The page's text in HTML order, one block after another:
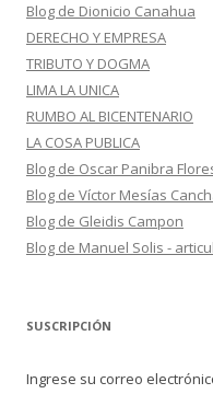
Blog de Dionicio Canahua
DERECHO Y EMPRESA
TRIBUTO Y DOGMA
LIMA LA UNICA
RUMBO AL BICENTENARIO
LA COSA PUBLICA
Blog de Oscar Panibra
Blog de Víctor Mesías
Blog de Gleidis Campon
Blog de Manuel Solis -
SUSCRIPCIÓN
Ingrese su correo